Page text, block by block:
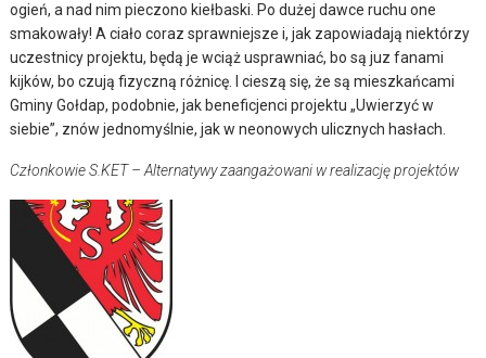
ogień, a nad nim pieczono kiełbaski. Po dużej dawce ruchu one
smakowały! A ciało coraz sprawniejsze i, jak zapowiadają niektórzy
uczestnicy projektu, będą je wciąż usprawniać, bo są juz fanami
kijków, bo czują fizyczną różnicę. I cieszą się, że są mieszkańcami
Gminy Gołdap, podobnie, jak beneficjenci projektu „Uwierzyć w
siebie”, znów jednomyślnie, jak w neonowych ulicznych hasłach.
Członkowie S.KET – Alternatywy zaangażowani w realizację projektów